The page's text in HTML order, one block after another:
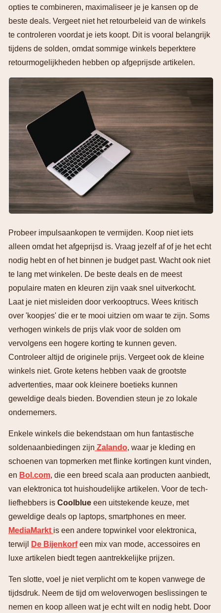
opties te combineren, maximaliseer je je kansen op de
beste deals. Vergeet niet het retourbeleid van de winkels
te controleren voordat je iets koopt. Dit is vooral belangrijk
tijdens de solden, omdat sommige winkels beperktere
retourmogelijkheden hebben op afgeprijsde artikelen.
Probeer impulsaankopen te vermijden. Koop niet iets
alleen omdat het afgeprijsd is. Vraag jezelf af of je het echt
nodig hebt en of het binnen je budget past. Wacht ook niet
te lang met winkelen. De beste deals en de meest
populaire maten en kleuren zijn vaak snel uitverkocht.
Laat je niet misleiden door verkooptrucs. Wees kritisch
over 'koopjes' die er te mooi uitzien om waar te zijn. Soms
verhogen winkels de prijs vlak voor de solden om
vervolgens een hogere korting te kunnen geven.
Controleer altijd de originele prijs. Vergeet ook de kleine
winkels niet. Grote ketens hebben vaak de grootste
advertenties, maar ook kleinere boetieks kunnen
geweldige deals bieden. Bovendien steun je zo lokale
ondernemers.
Enkele winkels die bekendstaan om hun fantastische
soldenaanbiedingen zijn Zalando, waar je kleding en
schoenen van topmerken met flinke kortingen kunt vinden,
en Bol.com, die een breed scala aan producten aanbiedt,
van elektronica tot huishoudelijke artikelen. Voor de tech-
liefhebbers is Coolblue een uitstekende keuze, met
geweldige deals op laptops, smartphones en meer.
MediaMarkt is een andere topwinkel voor elektronica,
terwijl
De Bijenkorfeen mix van mode, accessoires en
luxe artikelen biedt tegen aantrekkelijke prijzen.
Ten slotte, voel je niet verplicht om te kopen vanwege de
tijdsdruk. Neem de tijd om weloverwogen beslissingen te
nemen en koop alleen wat je echt wilt en nodig hebt. Door